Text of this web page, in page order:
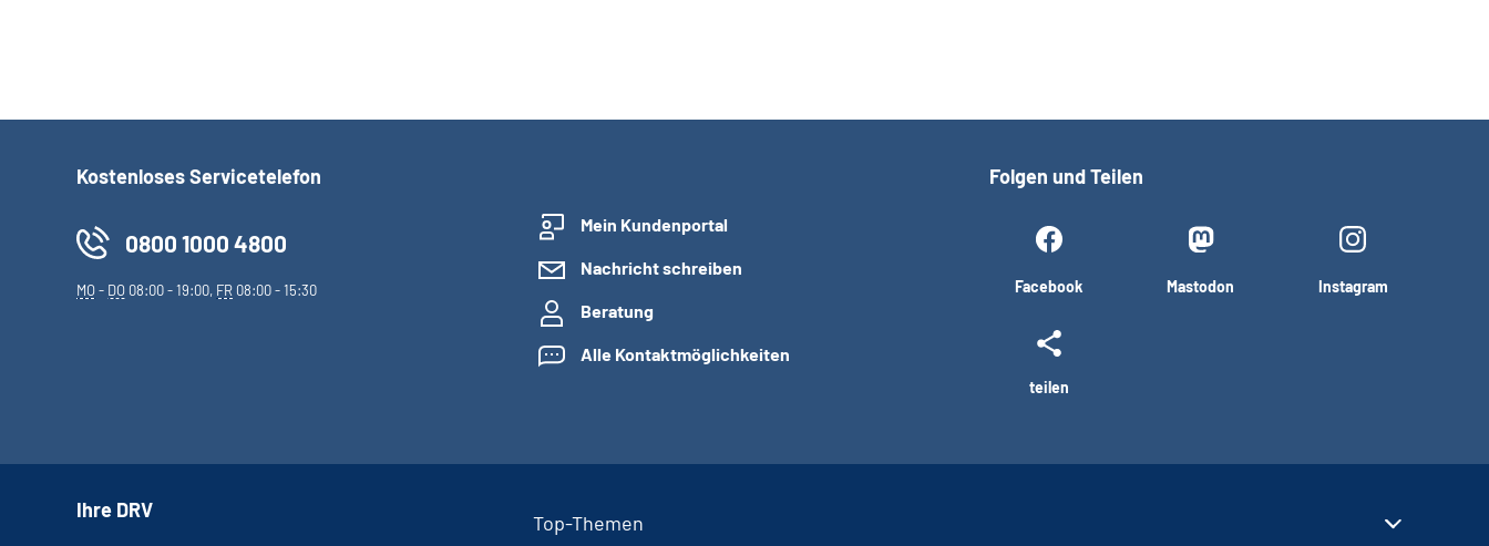
Kostenloses Servicetelefon
0800 1000 4800
MO- DO 08:00 - 19:00, FR 08:00 - 15:30
Mein Kundenportal
Nachricht schreiben
Beratung
Alle Kontaktmöglichkeiten
Folgen und Teilen
Facebook Mastodon Instagram
teilen
Top-Themen
Ihre DRV